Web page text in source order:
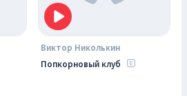
Виктор Николькин
Попкорновый клуб